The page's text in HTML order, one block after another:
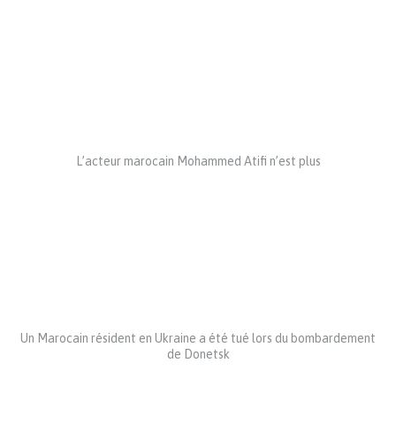
L’acteur marocain Mohammed Atifi n’est plus
Un Marocain résident en Ukraine a été tué lors du bombardement
de Donetsk